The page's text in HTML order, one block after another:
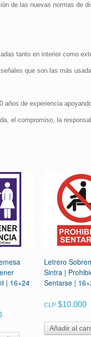
de las nuevas normas de
tanto en interior como
que son las más
años de experiencia
el compromiso, la
| 16×24
Letrero
Sintra |
Sentarse |
CLP $10.000
Añadir al